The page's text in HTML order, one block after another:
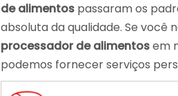
de alimentos passaram os
absoluta da qualidade. Se
processador de alimentosem
podemos fornecer serviços